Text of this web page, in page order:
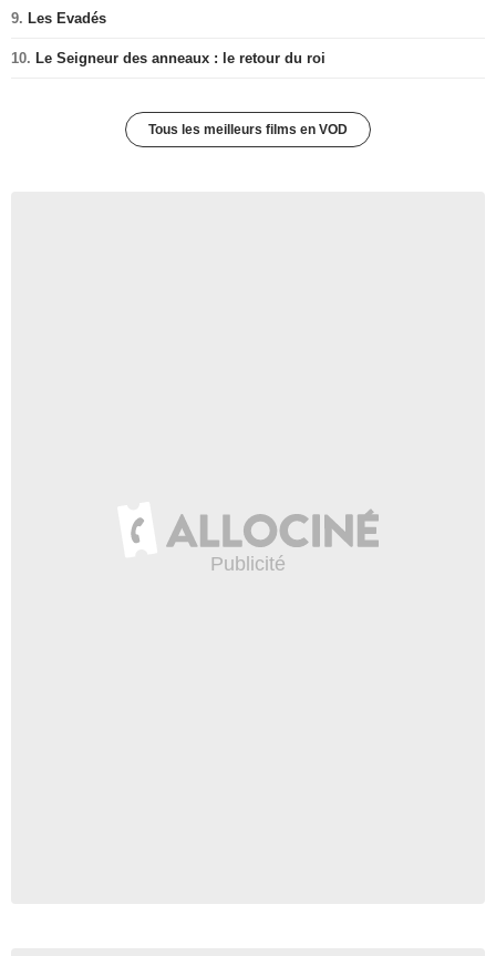
9. Les Evadés
10. Le Seigneur des anneaux : le retour du roi
Tous les meilleurs films en VOD